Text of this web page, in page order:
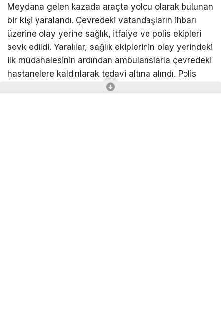
Meydana gelen kazada araçta yolcu olarak bulunan
bir kişi yaralandı. Çevredeki vatandaşların ihbarı
üzerine olay yerine sağlık, itfaiye ve polis ekipleri
sevk edildi. Yaralılar, sağlık ekiplerinin olay yerindeki
ilk müdahalesinin ardından ambulanslarla çevredeki
hastanelere kaldırılarak tedavi altına alındı. Polis
ekipleri, kazanın yaşandığı güzergahta trafik